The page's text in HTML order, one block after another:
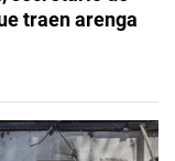
traen arenga